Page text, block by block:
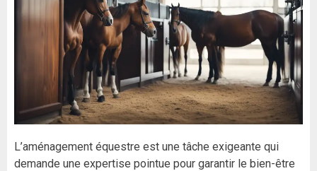
L’aménagement équestre est une tâche exigeante qui
demande une expertise pointue pour garantir le bien-être